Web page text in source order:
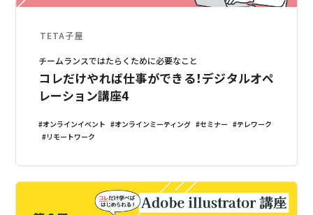
TETA子屋
チームランスではたらくために必要なこと
コレだけやれば仕事ができる！デジタルオペ
レーション講座4
オンラインイベント オンラインミーティング セミナー
テレワーク
リモートワーク